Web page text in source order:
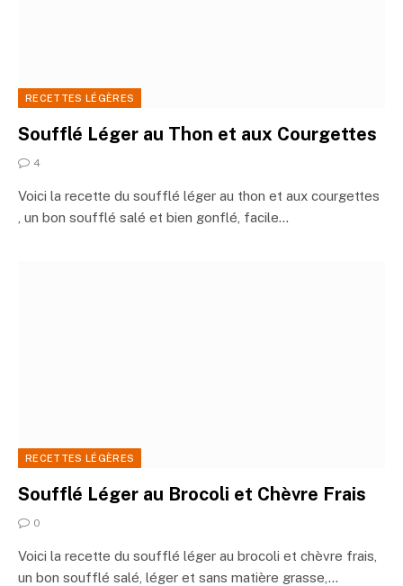
RECETTES LÉGÈRES
Soufflé Léger au Thon et aux Courgettes
4
Voici la recette du soufflé léger au thon et aux courgettes
, un bon soufflé salé et bien gonflé, facile…
RECETTES LÉGÈRES
Soufflé Léger au Brocoli et Chèvre Frais
0
Voici la recette du soufflé léger au brocoli et chèvre frais,
un bon soufflé salé, léger et sans matière grasse,…